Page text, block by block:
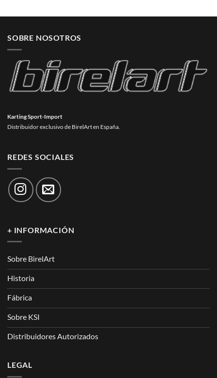
SOBRE NOSOTROS
Karting Sport-Import
Distribuidor exclusivo de BirelArt en España.
REDES SOCIALES
+ INFORMACIÓN
Sobre BirelArt
Historia
Fábrica
Sobre KSI
Distribuidores Autorizados
LEGAL